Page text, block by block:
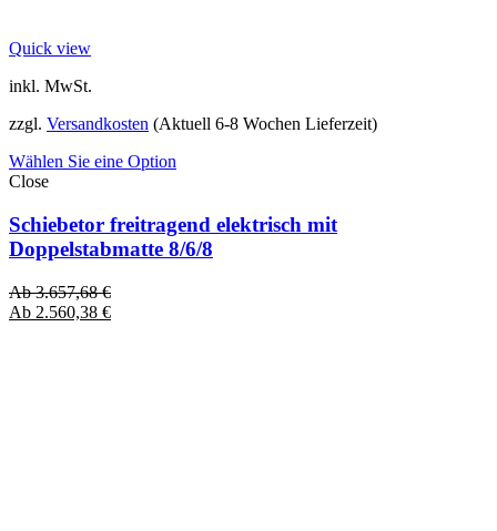
Quick view
inkl. MwSt.
zzgl. Versandkosten (Aktuell 6-8 Wochen Lieferzeit)
Wählen Sie eine Option
Close
Schiebetor freitragend elektrisch mit
Doppelstabmatte 8/6/8
Ab3.657,68€
Ab 2.560,38 €